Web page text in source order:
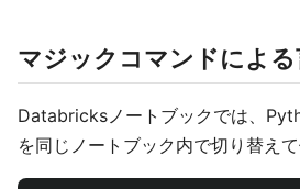
マジックコマンドによる
Databricksノートブックでは、
を同じノートブック内で切り替えて